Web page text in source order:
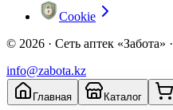
Cookie
© 2026 · Сеть аптек «Забота»
info@zabota.kz
Главная Каталог